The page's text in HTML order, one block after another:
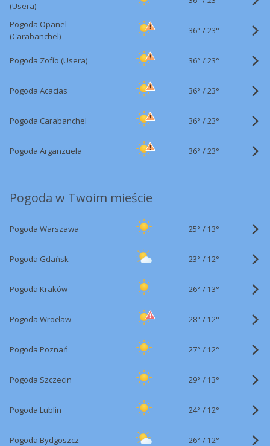
(Usera)
Pogoda Opañel
(Carabanchel)
36° /23°
Pogoda Zofío (Usera) 36° /23°
Pogoda Acacias 36° /23°
Pogoda Carabanchel 36° /23°
Pogoda Arganzuela 36° /23°
Pogoda w Twoim mieście
Pogoda Warszawa 25° / 13°
Pogoda Gdańsk 23° / 12°
Pogoda Kraków 26° / 13°
Pogoda Wrocław 28° / 12°
Pogoda Poznań 27° / 12°
Pogoda Szczecin 29° / 13°
Pogoda Lublin 24° / 12°
Pogoda Bydgoszcz 26° / 12°